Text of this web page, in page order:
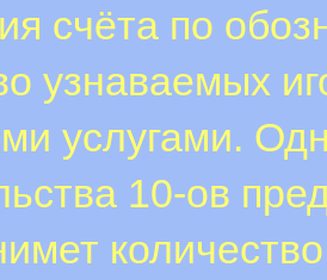
счёта по
узнаваемых
услугами.
10-ов